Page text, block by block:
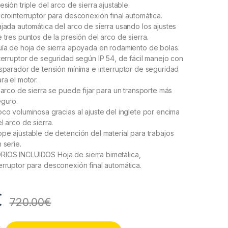
triple del arco de sierra ajustable.
para desconexión final automática.
automática del arco de sierra usando los ajustes
tres puntos de la presión del arco de sierra.
de hoja de sierra apoyada en rodamiento de bolas.
de seguridad según IP 54, de fácil manejo con
de tensión mínima e interruptor de seguridad
el motor.
arco de sierra se puede fijar para un transporte más
voluminosa gracias al ajuste del inglete por encima
arco de sierra.
ajustable de detención del material para trabajos
serie.
INCLUIDOS Hoja de sierra bimetálica,
para desconexión final automática.
720.00€